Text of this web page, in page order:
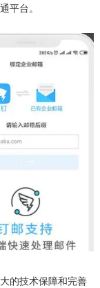
平台。
的技术保障和完善